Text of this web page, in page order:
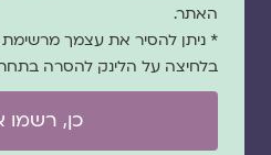
האתר.
* ניתן להסיר את עצמך
בלחיצה על הלינק להסרה
כן, רשמו